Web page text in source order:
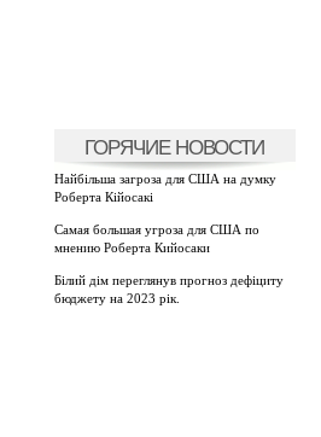
ГОРЯЧИЕ НОВОСТИ
Найбільша загроза для США на думку
Роберта Кійосакі
Самая большая угроза для США по
мнению Роберта Кийосаки
Білий дім переглянув прогноз дефіциту
бюджету на 2023 рік.